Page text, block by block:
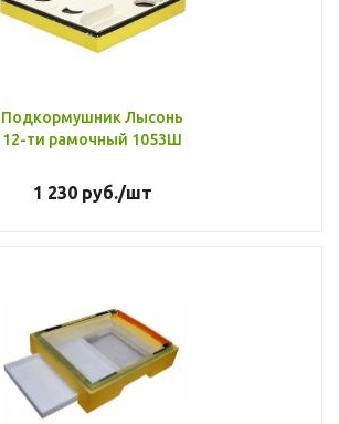
Подкормушник Лысонь
12-ти рамочный 1053Ш
1 230руб./шт